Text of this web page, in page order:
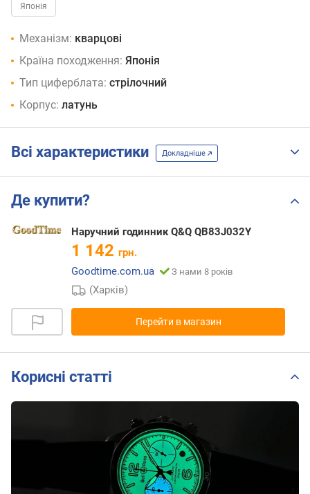
Японія
Механізм: кварцові
Країна походження: Японія
Тип циферблата: стрілочний
Корпус: латунь
Всі характеристики Докладніше
Де купити?
Наручний годинник Q&Q QB83J032Y
1 142 грн.
Goodtime.com.ua
З нами 8 років
(Харків)
Перейти в магазин
Корисні статті